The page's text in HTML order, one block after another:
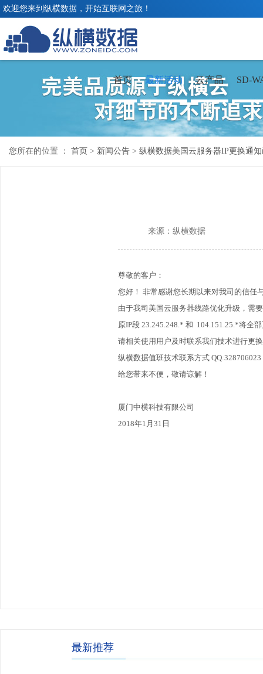
欢迎您来到纵横数据，开始互联网之旅！
首页 最新活动 云产品 SD-
您所在的位置 ： 首页 > 新闻公告 > 纵横数据美国云服务器IP更换通
来源：纵横数据
尊敬的客户：
您好！ 非常感谢您长期以来对我司的信任
由于我司美国云服务器线路优化升级，需
原IP段 23.245.248.* 和 104.151.25.*将全
请相关使用用户及时联系我们技术进行更
纵横数据值班技术联系方式
给您带来不便，敬请谅解！
厦门中横科技有限公司
2018年1月31日
最新推荐